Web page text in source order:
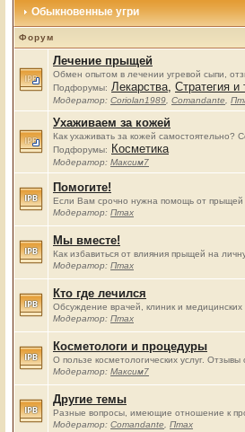
Обыкновенные угри
Форум
Лечение прыщей
Обмен опытом в лечении угревой сыпи,
Подфорумы: Лекарства, Стратегия и
Модератор: Coriolan1989 Comandante
Ухаживаем за кожей
Как ухаживать за кожей самостоятельно?
Подфорумы:
Косметика
Модератор: Максим7
Помогите!
Если Вам срочно нужна помощь от прыщей
Модератор: Птах
Мы вместе!
Как избавиться от влияния прыщей на
Модератор: Птах
Кто где лечился
Обсуждение врачей, клиник и медицинских
Модератор: Птах
Косметологи и процедуры
О пользе косметологических услуг.
Модератор: Максим7
Другие темы
Разные вопросы, имеющие отношение к
Модератор: Comandante Птах